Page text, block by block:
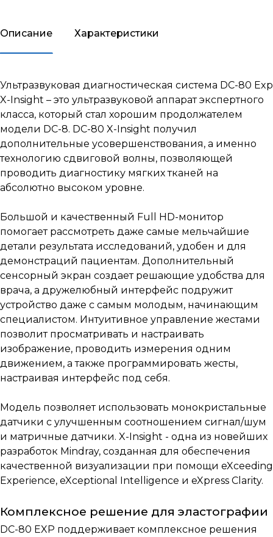
Описание Характеристики
Ультразвуковая диагностическая система DC-80 Exp
X-Insight – это ультразвуковой аппарат экспертного
класса, который стал хорошим продолжателем
модели DC-8. DC-80 X-Insight получил
дополнительные усовершенствования, а именно
технологию сдвиговой волны, позволяющей
проводить диагностику мягких тканей на
абсолютно высоком уровне.
Большой и качественный Full HD-монитор
помогает рассмотреть даже самые мельчайшие
детали результата исследований, удобен и для
демонстраций пациентам. Дополнительный
сенсорный экран создает решающие удобства для
врача, а дружелюбный интерфейс подружит
устройство даже с самым молодым, начинающим
специалистом. Интуитивное управление жестами
позволит просматривать и настраивать
изображение, проводить измерения одним
движением, а также программировать жесты,
настраивая интерфейс под себя.
Модель позволяет использовать монокристальные
датчики с улучшенным соотношением сигнал/шум
и матричные датчики. X-Insight - одна из новейших
разработок Mindray, созданная для обеспечения
качественной визуализации при помощи eXceeding
Experience, eXceptional Intelligence и eXpress Clarity.
Комплексное решение для эластографии
DC-80 EXP поддерживает комплексное решения